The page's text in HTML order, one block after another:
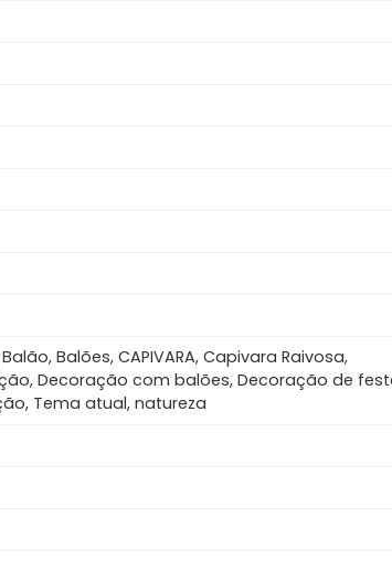
Balões, CAPIVARA, Capivara Raivosa,
Decoração com balões, Decoração de
Tema atual, natureza